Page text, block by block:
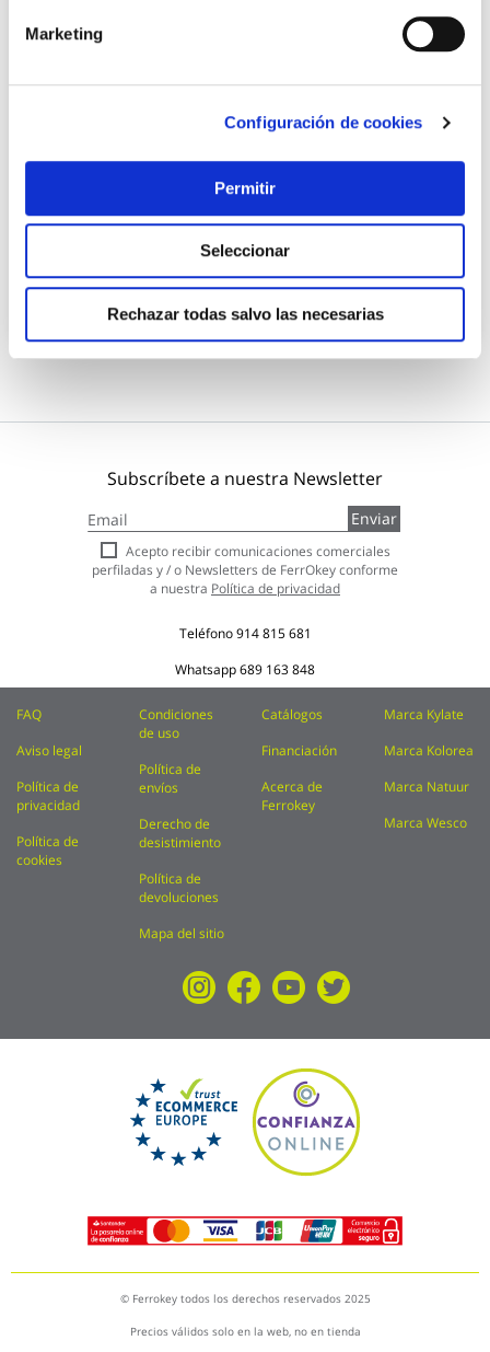
Marketing
Configuración de cookies
Permitir
Seleccionar
Rechazar todas salvo las necesarias
Gafa proteccion f1 solar polarizada pegaso
Pegaso
33,00 €
Añadir al carrito
Subscríbete a nuestra Newsletter
a
nuestro
boletín
de
Enviar
Acepto recibir comunicaciones comerciales
perfiladas y / o Newsletters de FerrOkey conforme
a nuestra Política de privacidad
Teléfono914 815 681
Whatsapp689 163 848
FAQ
Aviso legal
Política de
privacidad
Política de
cookies
Condiciones
de uso
Política de
envíos
Derecho de
desistimiento
Política de
devoluciones
Mapa del sitio
Catálogos
Financiación
Acerca de
Ferrokey
Marca Kylate
Marca Kolorea
Marca Natuur
Marca Wesco
© Ferrokey todos los derechos reservados 2025
Precios válidos solo en la web, no en tienda